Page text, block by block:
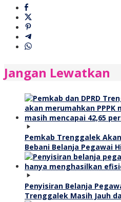
Jangan Lewatkan
Pemkab Trenggalek
Bebani Belanja Pegawai
Penyisiran Belanja
Trenggalek Masih Jauh